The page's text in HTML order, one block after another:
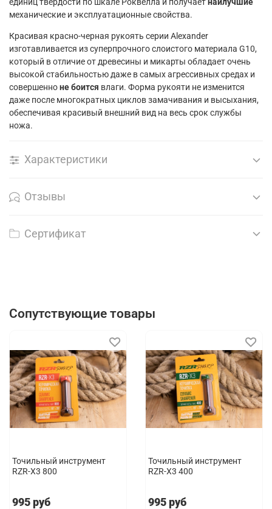
механические и эксплуатационные свойства.
Красивая красно-черная рукоять серии Alexander
изготавливается из суперпрочного слоистого материала G10,
который в отличие от древесины и микарты обладает очень
высокой стабильностью даже в самых агрессивных средах и
совершенноне боится влаги. Форма рукояти не изменится
даже после многократных циклов замачивания и высыхания,
обеспечивая красивый внешний вид на весь срок службы
ножа.
Характеристики
Отзывы
Сертификат
Сопутствующие товары
Точильный инструмент
RZR-X3 800
995 руб
Точильный инструмент
RZR-X3 400
995 руб